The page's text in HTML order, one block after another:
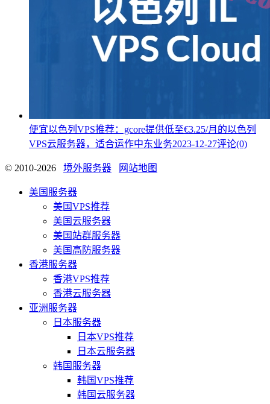
便宜以色列VPS推荐：gcore提供低至€3.25/月的以色列
VPS云服务器，适合运作中东业务2023-12-27评论(0)
© 2010-2026 境外服务器 网站地图
美国服务器
美国VPS推荐
美国云服务器
美国站群服务器
美国高防服务器
香港服务器
香港VPS推荐
香港云服务器
亚洲服务器
日本服务器
日本VPS推荐
日本云服务器
韩国服务器
韩国VPS推荐
韩国云服务器